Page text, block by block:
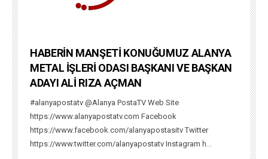
HABERİN MANŞETİ KONUĞUMUZ ALANYA
METAL İŞLERİ ODASI BAŞKANI VE BAŞKAN
ADAYI ALİ RIZA AÇMAN
#alanyapostatv @Alanya PostaTV Web Site
https://www.alanyapostatv.com Facebook
https://www.facebook.com/alanyapostasitv Twitter
https://www.twitter.com/alanyapostatv Instagram h...